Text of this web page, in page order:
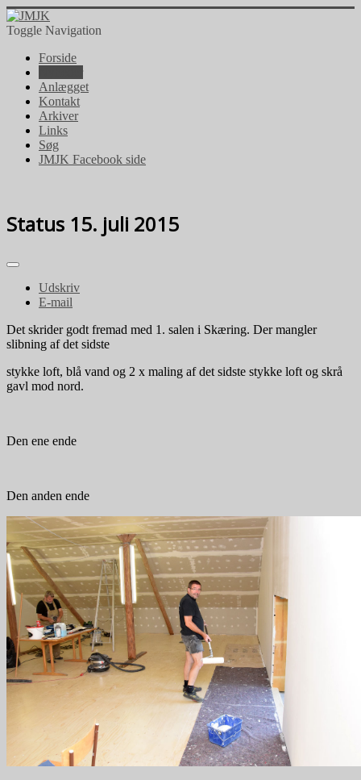
Toggle Navigation
Forside
Anlægget
Kontakt
Arkiver
Links
Søg
JMJK Facebook side
Status 15. juli 2015
Udskriv
E-mail
Det skrider godt fremad med 1. salen i Skæring. Der mangler
slibning af det sidste
stykke loft, blå vand og 2 x maling af det sidste stykke loft og skrå
gavl mod nord.
Den ene ende
Den anden ende